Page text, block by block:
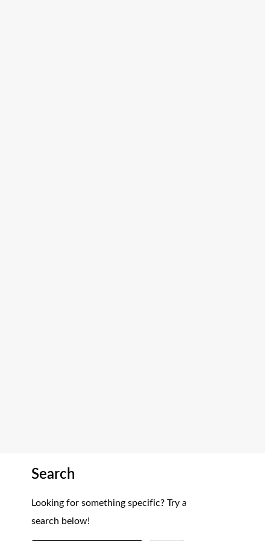
Search
Looking for something specific? Try a
search below!